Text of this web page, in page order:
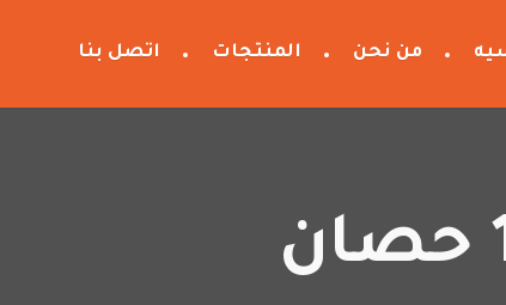
من نحن المنتجات اتصل بنا